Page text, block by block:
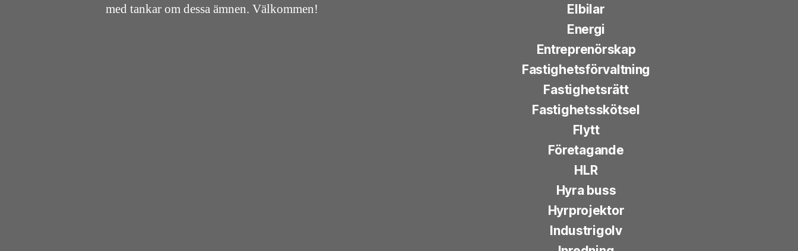
med tankar om dessa ämnen. Välkommen!
Elbilar
Energi
Entreprenörskap
Fastighetsförvaltning
Fastighetsrätt
Fastighetsskötsel
Flytt
Företagande
HLR
Hyra buss
Hyrprojektor
Industrigolv